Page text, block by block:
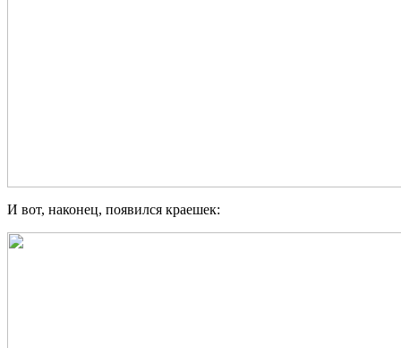
И вот, наконец, появился краешек: